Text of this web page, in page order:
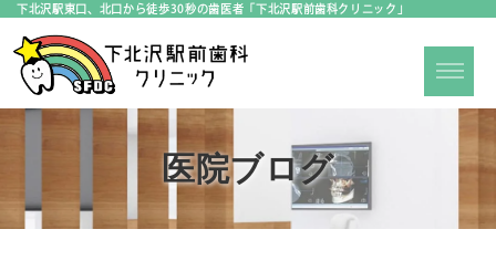
下北沢駅東口、北口から徒歩30秒の歯医者「下北沢駅前歯科クリニック」
医院ブログ